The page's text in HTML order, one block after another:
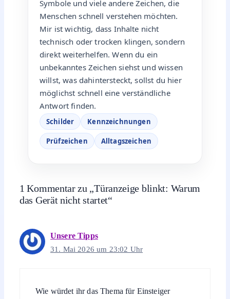
Symbole und viele andere Zeichen, die
Menschen schnell verstehen möchten.
Mir ist wichtig, dass Inhalte nicht
technisch oder trocken klingen, sondern
direkt weiterhelfen. Wenn du ein
unbekanntes Zeichen siehst und wissen
willst, was dahintersteckt, sollst du hier
möglichst schnell eine verständliche
Antwort finden.
Schilder Kennzeichnungen
Prüfzeichen Alltagszeichen
1 Kommentar zu „Türanzeige blinkt: Warum
das Gerät nicht startet“
Unsere Tipps
31. Mai 2026 um 23:02 Uhr
Wie würdet ihr das Thema für Einsteiger